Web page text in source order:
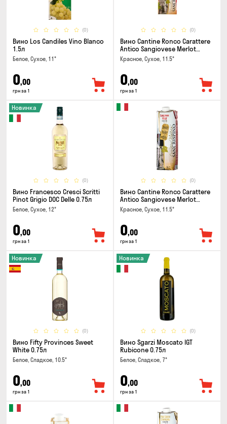
(0)
Вино Los Candiles Vino Blanco
1.5л
Белое, Сухое, 11°
0,00
грн за 1
(0)
Вино Cantine Ronco Carattere
Antico Sangiovese Merlot
Rubicone IGT 0.25л
Красное, Сухое, 11.5°
0,00
грн за 1
(0)
Новинка
Вино Francesco Cresci Scritti
Pinot Grigio DOC Delle 0.75л
Белое, Сухое, 12°
0,00
грн за 1
(0)
Вино Cantine Ronco Carattere
Antico Sangiovese Merlot
Rubicone IGT 1л
Красное, Сухое, 11.5°
0,00
грн за 1
(0)
Новинка
Вино Fifty Provinces Sweet
White 0.75л
Белое, Сладкое, 10.5°
0,00
грн за 1
(0)
Новинка
Вино Sgarzi Moscato IGT
Rubicone 0.75л
Белое, Сладкое, 7°
0,00
грн за 1